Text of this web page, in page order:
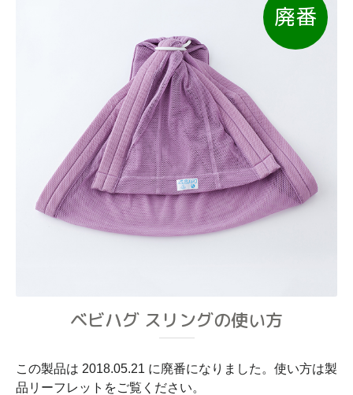
廃番
ベビハグ スリングの使い方
この製品は 2018.05.21 に廃番になりました。使い方は製
品リーフレットをご覧ください。